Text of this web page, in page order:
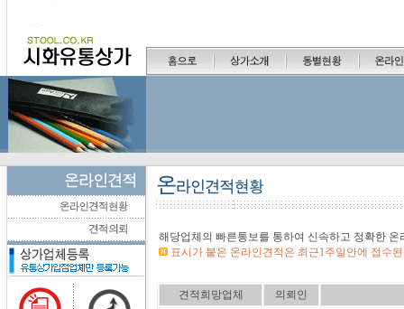
해당업체의 빠른통보를 통하여 신속하고 정확한
표시가 붙은 온라인견적은 최근1주일안에 접수
견적희망업체 의뢰인